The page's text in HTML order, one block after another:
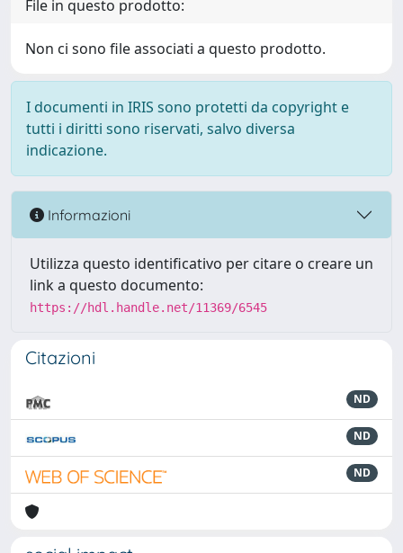
File in questo prodotto:
Non ci sono file associati a questo prodotto.
I documenti in IRIS sono protetti da copyright e
tutti i diritti sono riservati, salvo diversa
indicazione.
Informazioni
Utilizza questo identificativo per citare o creare un
link a questo documento:
https://hdl.handle.net/11369/6545
Citazioni
ND
ND
ND